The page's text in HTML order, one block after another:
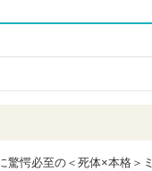
愕必至の＜死体×本格＞ミ